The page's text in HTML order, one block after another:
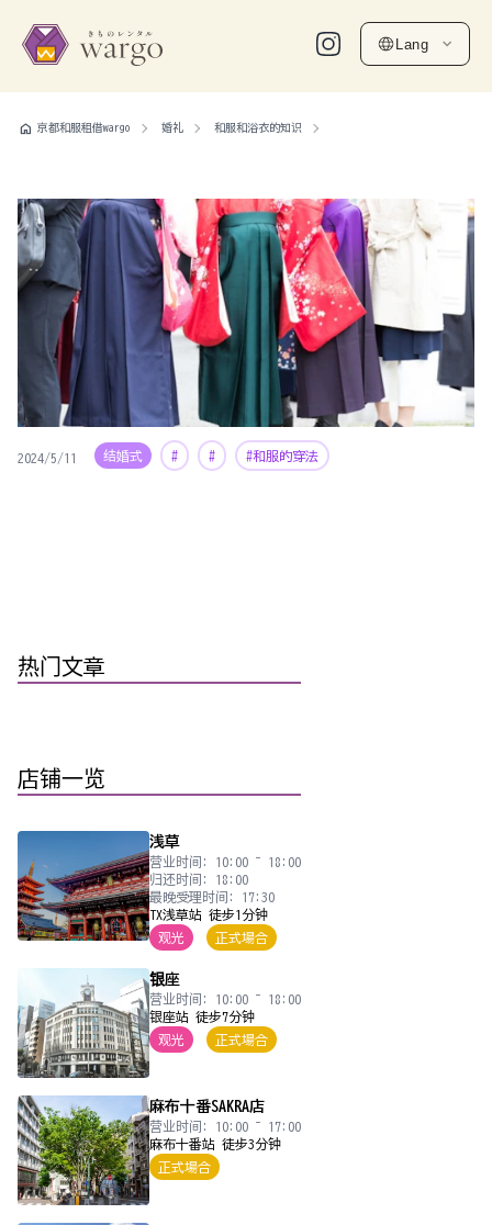
Lang
home 京都和服租借wargo 婚礼 和服和浴衣的知识
2024/5/11 结婚式 # # #和服的穿法
热门文章
店铺一览
浅草
营业时间: 10:00 ~ 18:00
归还时间: 18:00
最晚受理时间: 17:30
TX浅草站 徒步1分钟
观光
正式場合
银座
营业时间: 10:00 ~ 18:00
银座站 徒步7分钟
观光
正式場合
麻布十番SAKRA店
营业时间: 10:00 ~ 17:00
麻布十番站 徒步3分钟
正式場合